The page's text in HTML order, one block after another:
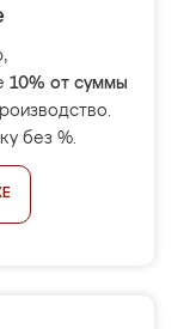
10% от суммы
без %.